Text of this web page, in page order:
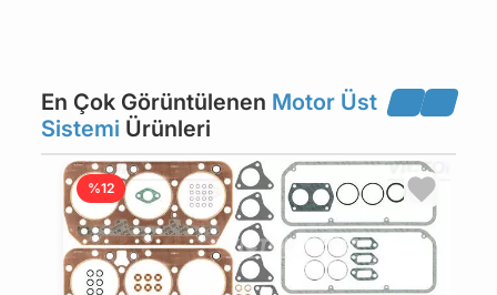
GÜLERYÜZ
En Çok Görüntülenen Motor Üst
Sistemi Ürünleri
%12